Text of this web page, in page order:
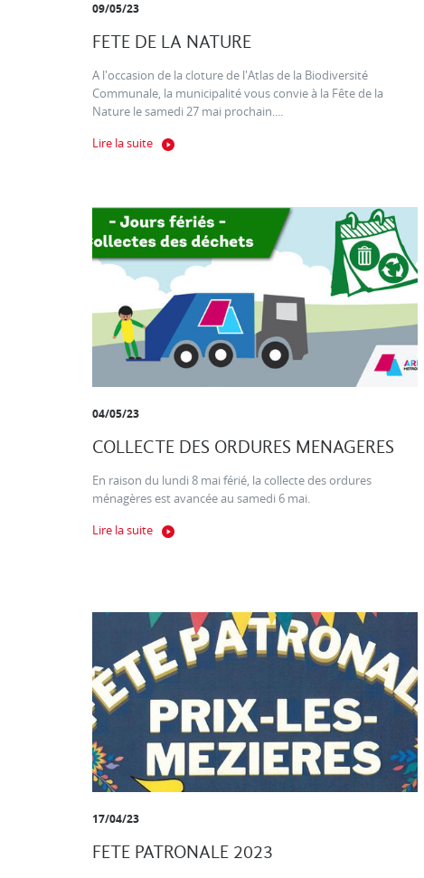
09/05/23
FETE DE LA NATURE
A l'occasion de la cloture de l'Atlas de la Biodiversité
Communale, la municipalité vous convie à la Fête de la
Nature le samedi 27 mai prochain....
Lire la suite
04/05/23
COLLECTE DES ORDURES MENAGERES
En raison du lundi 8 mai férié, la collecte des ordures
ménagères est avancée au samedi 6 mai.
Lire la suite
17/04/23
FETE PATRONALE 2023